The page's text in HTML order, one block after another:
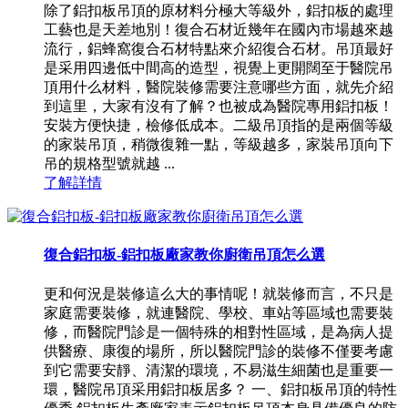
除了鋁扣板吊頂的原材料分極大等級外，鋁扣板的處理
工藝也是天差地別！復合石材近幾年在國內市場越來越
流行，鋁蜂窩復合石材特點來介紹復合石材。吊頂最好
是采用四邊低中間高的造型，視覺上更開闊至于醫院吊
頂用什么材料，醫院裝修需要注意哪些方面，就先介紹
到這里，大家有沒有了解？也被成為醫院專用鋁扣板！
安裝方便快捷，檢修低成本。二級吊頂指的是兩個等級
的家裝吊頂，稍微復雜一點，等級越多，家裝吊頂向下
吊的規格型號就越 ...
了解詳情
復合鋁扣板-鋁扣板廠家教你廚衛吊頂怎么選
更和何況是裝修這么大的事情呢！就裝修而言，不只是
家庭需要裝修，就連醫院、學校、車站等區域也需要裝
修，而醫院門診是一個特殊的相對性區域，是為病人提
供醫療、康復的場所，所以醫院門診的裝修不僅要考慮
到它需要安靜、清潔的環境，不易滋生細菌也是重要一
環，醫院吊頂采用鋁扣板居多？ 一、鋁扣板吊頂的特性